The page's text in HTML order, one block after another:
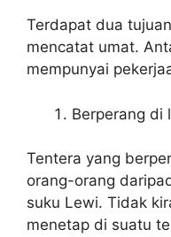
Terdapat dua
mencatat umat.
mempunyai
Berperang di
Tentera yang
orang-orang
suku Lewi. Tidak
menetap di suatu